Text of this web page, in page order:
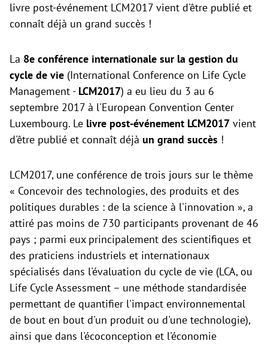
livre post-événement LCM2017 vient d'être publié et
connaît déjà un grand succès !
La 8e conférence internationale sur la gestion du
cycle de vie (International Conference on Life Cycle
Management - LCM2017) a eu lieu du 3 au 6
septembre 2017 à l'European Convention Center
Luxembourg. Le livre post-événement LCM2017 vient
d'être publié et connaît déjà un grand succès !
LCM2017, une conférence de trois jours sur le thème
« Concevoir des technologies, des produits et des
politiques durables : de la science à l'innovation », a
attiré pas moins de 730 participants provenant de 46
pays ; parmi eux principalement des scientifiques et
des praticiens industriels et internationaux
spécialisés dans l'évaluation du cycle de vie (LCA, ou
Life Cycle Assessment – une méthode standardisée
permettant de quantifier l'impact environnemental
de bout en bout d'un produit ou d'une technologie),
ainsi que dans l'écoconception et l'économie